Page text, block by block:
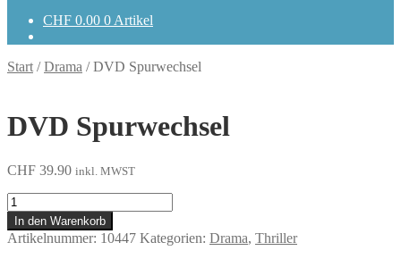
CHF 0.00 0 Artikel
Start /Drama /DVD Spurwechsel
DVD Spurwechsel
CHF 39.90 inkl. MWST
Spurwechsel
Menge
In den Warenkorb
Artikelnummer: 10447 Kategorien: Drama, Thriller